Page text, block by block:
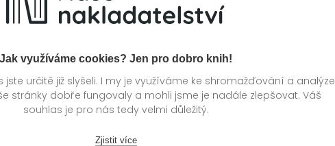
Jak využíváme cookies? Jen pro dobro knih!
určitě již slyšeli. I my je využíváme ke shromažďování a analýze
stránky dobře fungovaly a mohli jsme je nadále zlepšovat. Váš
souhlas je pro nás tedy velmi důležitý.
Zjistit více